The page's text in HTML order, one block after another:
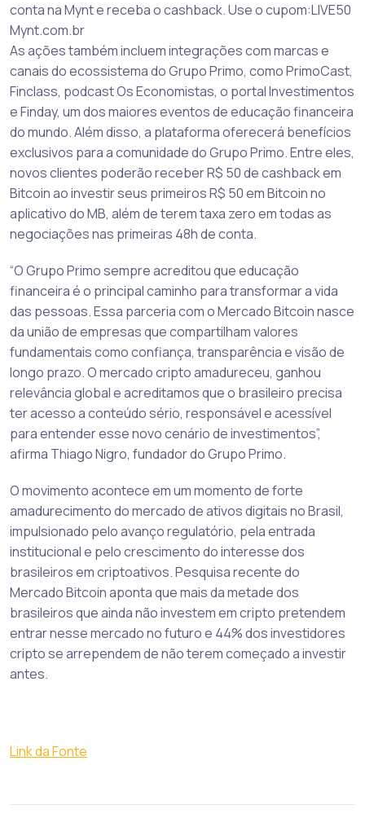
conta na Mynt e receba o cashback. Use o cupom:LIVE50
Mynt.com.br
As ações também incluem integrações com marcas e
canais do ecossistema do Grupo Primo, como PrimoCast,
Finclass, podcast Os Economistas, o portal Investimentos
e Finday, um dos maiores eventos de educação financeira
do mundo. Além disso, a plataforma oferecerá benefícios
exclusivos para a comunidade do Grupo Primo. Entre eles,
novos clientes poderão receber R$ 50 de cashback em
Bitcoin ao investir seus primeiros R$ 50 em Bitcoin no
aplicativo do MB, além de terem taxa zero em todas as
negociações nas primeiras 48h de conta.
“O Grupo Primo sempre acreditou que educação
financeira é o principal caminho para transformar a vida
das pessoas. Essa parceria com o Mercado Bitcoin nasce
da união de empresas que compartilham valores
fundamentais como confiança, transparência e visão de
longo prazo. O mercado cripto amadureceu, ganhou
relevância global e acreditamos que o brasileiro precisa
ter acesso a conteúdo sério, responsável e acessível
para entender esse novo cenário de investimentos”,
afirma Thiago Nigro, fundador do Grupo Primo.
O movimento acontece em um momento de forte
amadurecimento do mercado de ativos digitais no Brasil,
impulsionado pelo avanço regulatório, pela entrada
institucional e pelo crescimento do interesse dos
brasileiros em criptoativos. Pesquisa recente do
Mercado Bitcoin aponta que mais da metade dos
brasileiros que ainda não investem em cripto pretendem
entrar nesse mercado no futuro e 44% dos investidores
cripto se arrependem de não terem começado a investir
antes.
Link da Fonte